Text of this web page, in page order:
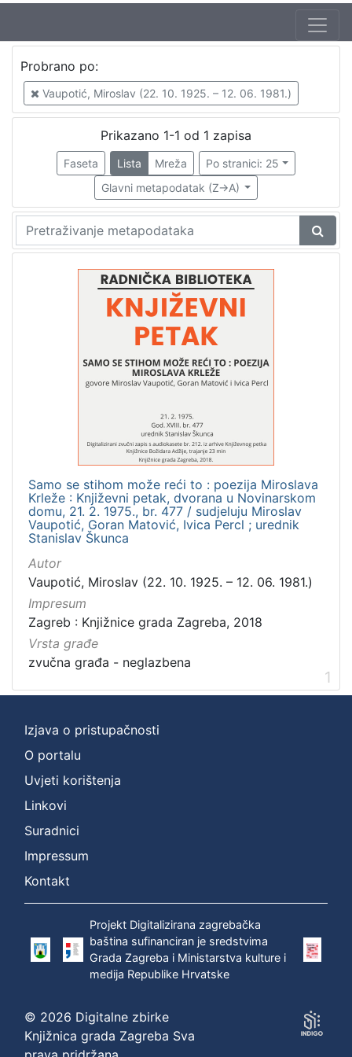
Jezik
hrvatski
cjelina
Digitalizirana zagrebačka baština
Glasovi Književnog petka
Probrano po:
Vaupotić, Miroslav (22. 10. 1925. – 12. 06. 1981.)
Prikazano 1-1 od 1 zapisa
Faseta Lista Mreža
Po stranici: 25
Glavni metapodatak (Z->A)
Samo se stihom može reći to : poezija Miroslava
Krleže : Književni petak, dvorana u Novinarskom
domu, 21. 2. 1975., br. 477 / sudjeluju Miroslav
Vaupotić, Goran Matović, Ivica Percl ; urednik
Stanislav Škunca
Autor
Vaupotić, Miroslav (22. 10. 1925. – 12. 06. 1981.)
Impresum
Zagreb : Knjižnice grada Zagreba, 2018
Vrsta građe
zvučna građa - neglazbena
1
Izjava o pristupačnosti
O portalu
Uvjeti korištenja
Linkovi
Suradnici
Impressum
Kontakt
Projekt Digitalizirana zagrebačka
baština sufinanciran je sredstvima
Grada Zagreba i Ministarstva kulture i
medija Republike Hrvatske
© 2026 Digitalne zbirke
Knjižnica grada Zagreba Sva